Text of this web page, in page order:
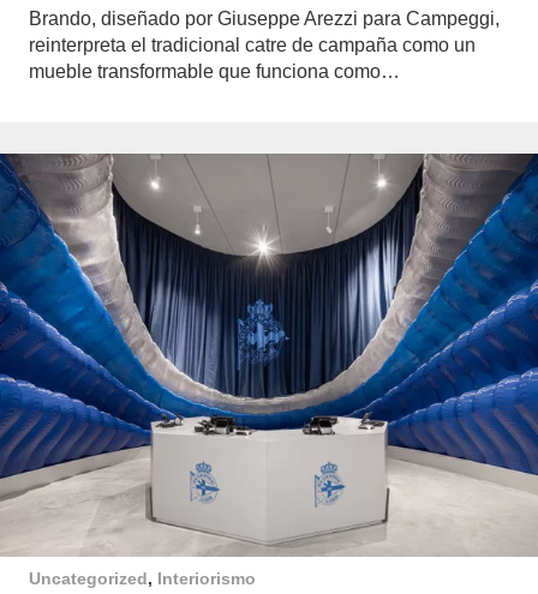
Brando, diseñado por Giuseppe Arezzi para Campeggi,
reinterpreta el tradicional catre de campaña como un
mueble transformable que funciona como…
Uncategorized, Interiorismo